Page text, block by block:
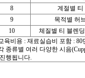
8
계절별
9
목적별 허
10
체질별 티 블렌
육비용 : 재료실습비 포함 : 80
종류별 여러 다양한 시음
진행됩니다.